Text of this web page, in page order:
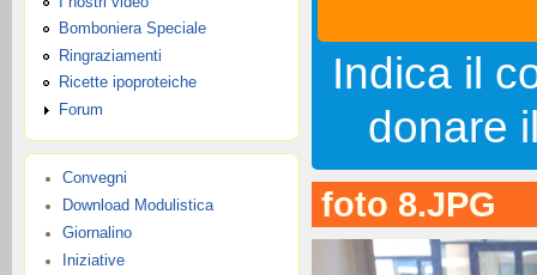
Bomboniera Speciale
Ringraziamenti
Ricette ipoproteiche
Forum
Convegni
Download Modulistica
Giornalino
Iniziative
Indica il
donare
foto 8.JPG